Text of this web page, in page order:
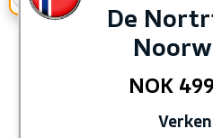
De
NOK